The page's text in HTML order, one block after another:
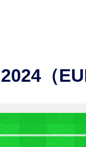
2024（